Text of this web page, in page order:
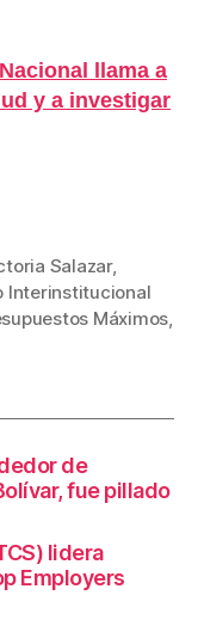
llama a
y a investigar
Salazar,
Interinstitucional
Máximos
de
fue pillado
lidera
Employers